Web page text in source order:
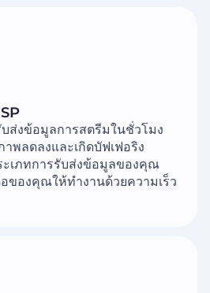
ส่งข้อมูลการสตรีมในชั่วโมง
พลดลงและเกิดบัฟเฟอริง
เภทการรับส่งข้อมูลของคุณ
ของคุณให้ทำงานด้วยความเร็ว